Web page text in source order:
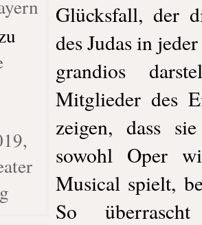
Glücksfall, der
des Judas in
grandios
Mitglieder des
zeigen, dass
sowohl Oper
Musical spielt,
So